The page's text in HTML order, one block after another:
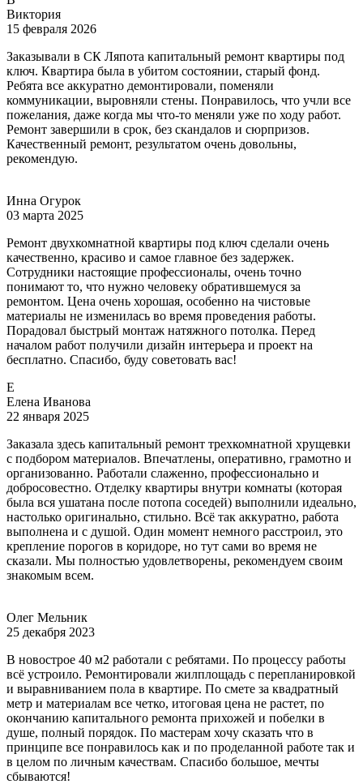
Виктория
15 февраля 2026
Заказывали в СК Ляпота капитальный ремонт квартиры под
ключ. Квартира была в убитом состоянии, старый фонд.
Ребята все аккуратно демонтировали, поменяли
коммуникации, выровняли стены. Понравилось, что учли все
пожелания, даже когда мы что-то меняли уже по ходу работ.
Ремонт завершили в срок, без скандалов и сюрпризов.
Качественный ремонт, результатом очень довольны,
рекомендую.
Инна Огурок
03 марта 2025
Ремонт двухкомнатной квартиры под ключ сделали очень
качественно, красиво и самое главное без задержек.
Сотрудники настоящие профессионалы, очень точно
понимают то, что нужно человеку обратившемуся за
ремонтом. Цена очень хорошая, особенно на чистовые
материалы не изменилась во время проведения работы.
Порадовал быстрый монтаж натяжного потолка. Перед
началом работ получили дизайн интерьера и проект на
бесплатно. Спасибо, буду советовать вас!
Е
Елена Иванова
22 января 2025
Заказала здесь капитальный ремонт трехкомнатной хрущевки
с подбором материалов. Впечатлены, оперативно, грамотно и
организованно. Работали слаженно, профессионально и
добросовестно. Отделку квартиры внутри комнаты (которая
была вся ушатана после потопа соседей) выполнили идеально,
настолько оригинально, стильно. Всё так аккуратно, работа
выполнена и с душой. Один момент немного расстроил, это
крепление порогов в коридоре, но тут сами во время не
сказали. Мы полностью удовлетворены, рекомендуем своим
знакомым всем.
Олег Мельник
25 декабря 2023
В новострое 40 м2 работали с ребятами. По процессу работы
всё устроило. Ремонтировали жилплощадь с перепланировкой
и выравниванием пола в квартире. По смете за квадратный
метр и материалам все четко, итоговая цена не растет, по
окончанию капитального ремонта прихожей и побелки в
душе, полный порядок. По мастерам хочу сказать что в
принципе все понравилось как и по проделанной работе так и
в целом по личным качествам. Спасибо большое, мечты
сбываются!